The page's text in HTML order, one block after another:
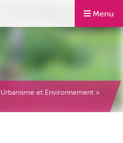
Menu
Urbanisme et Environnement >